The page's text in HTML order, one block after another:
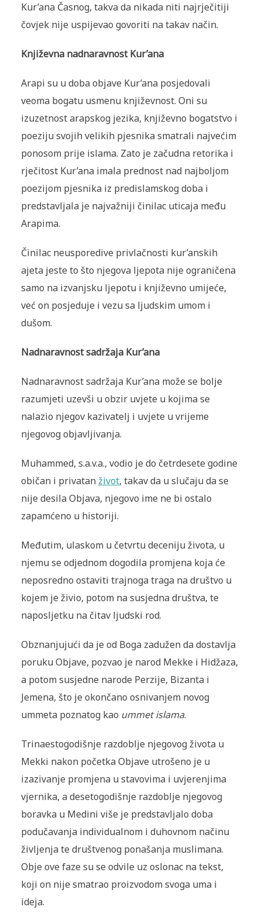
Kur’ana Časnog, takva da nikada niti najrječitiji
čovjek nije uspijevao govoriti na takav način.
Književna nadnaravnost Kur’ana
Arapi su u doba objave Kur’ana posjedovali
veoma bogatu usmenu književnost. Oni su
izuzetnost arapskog jezika, književno bogatstvo i
poeziju svojih velikih pjesnika smatrali najvećim
ponosom prije islama. Zato je začudna retorika i
rječitost Kur’ana imala prednost nad najboljom
poezijom pjesnika iz predislamskog doba i
predstavljala je najvažniji činilac uticaja među
Arapima.
Činilac neusporedive privlačnosti kur’anskih
ajeta jeste to što njegova ljepota nije ograničena
samo na izvanjsku ljepotu i književno umijeće,
već on posjeduje i vezu sa ljudskim umom i
dušom.
Nadnaravnost sadržaja Kur’ana
Nadnaravnost sadržaja Kur’ana može se bolje
razumjeti uzevši u obzir uvjete u kojima se
nalazio njegov kazivatelj i uvjete u vrijeme
njegovog objavljivanja.
Muhammed, s.a.v.a., vodio je do četrdesete godine
običan i privatanživot, takav da u slučaju da se
nije desila Objava, njegovo ime ne bi ostalo
zapamćeno u historiji.
Međutim, ulaskom u četvrtu deceniju života, u
njemu se odjednom dogodila promjena koja će
neposredno ostaviti trajnoga traga na društvo u
kojem je živio, potom na susjedna društva, te
naposljetku na čitav ljudski rod.
Obznanjujući da je od Boga zadužen da dostavlja
poruku Objave, pozvao je narod Mekke i Hidžaza,
a potom susjedne narode Perzije, Bizanta i
Jemena, što je okončano osnivanjem novog
ummeta poznatog kao ummet islama.
Trinaestogodišnje razdoblje njegovog života u
Mekki nakon početka Objave utrošeno je u
izazivanje promjena u stavovima i uvjerenjima
vjernika, a desetogodišnje razdoblje njegovog
boravka u Medini više je predstavljalo doba
podučavanja individualnom i duhovnom načinu
življenja te društvenog ponašanja muslimana.
Obje ove faze su se odvile uz oslonac na tekst,
koji on nije smatrao proizvodom svoga uma i
ideja.